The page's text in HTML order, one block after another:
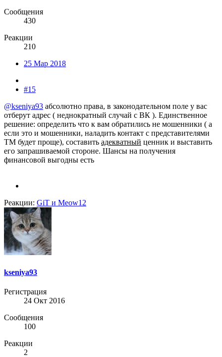
Сообщения
430
Реакции
210
25 Мар 2018
#15
@kseniya93 абсолютно права, в законодательном поле у вас
отберут адрес ( неднократный случай с ВК ). Единственное
решение: определить что к вам обратились не мошенники ( а
если это и мошенники, наладить контакт с представителями
ТМ будет проще), составить адекватный ценник и выставить
его запрашиваемой стороне. Шансы на получения
финансовой выгодны есть
Реакции: GiT и Meow12
kseniya93
Регистрация
24 Окт 2016
Сообщения
100
Реакции
2